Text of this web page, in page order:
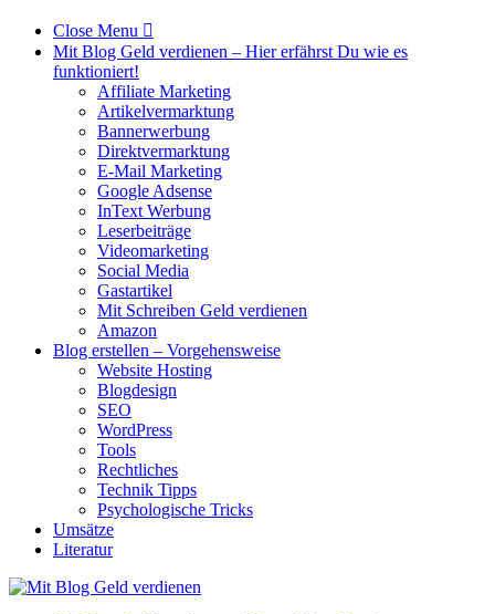
Close Menu 
Mit Blog Geld verdienen – Hier erfährst Du wie es
funktioniert!
Affiliate Marketing
Artikelvermarktung
Bannerwerbung
Direktvermarktung
E-Mail Marketing
Google Adsense
InText Werbung
Leserbeiträge
Videomarketing
Social Media
Gastartikel
Mit Schreiben Geld verdienen
Amazon
Blog erstellen – Vorgehensweise
Website Hosting
Blogdesign
SEO
WordPress
Tools
Rechtliches
Technik Tipps
Psychologische Tricks
Umsätze
Literatur